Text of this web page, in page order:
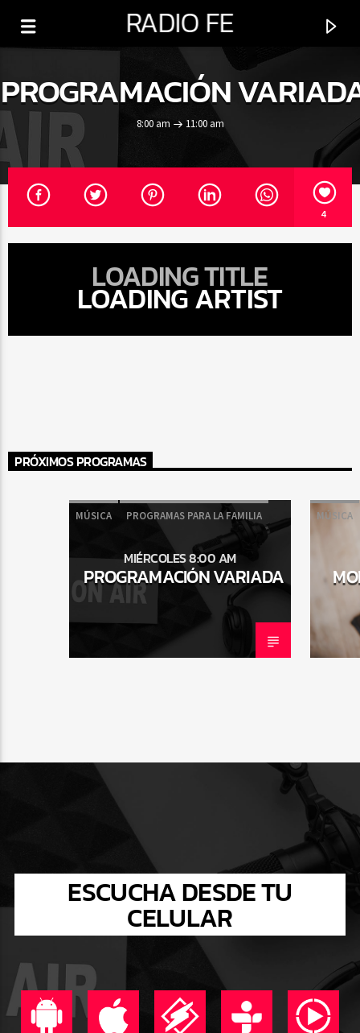
RADIO FE
PROGRAMA ACTUAL
PROGRAMACIÓN VARIADA
PROGRAMACIÓN
8:00 am 11:00 am
4
LOADING TITLE
LOADING ARTIST
PRÓXIMOS PROGRAMAS
MÚSICA PROGRAMAS PARA LA FAMILIA
MIÉRCOLES 8:00 AM
PROGRAMACIÓN VARIADA
MÚSICA
ESCUCHA DESDE TU
CELULAR